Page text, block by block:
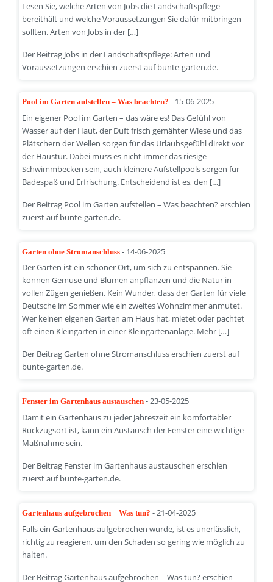
Lesen Sie, welche Arten von Jobs die Landschaftspflege
bereithält und welche Voraussetzungen Sie dafür mitbringen
sollten. Arten von Jobs in der […]
Der Beitrag Jobs in der Landschaftspflege: Arten und
Voraussetzungen erschien zuerst auf bunte-garten.de.
Pool im Garten aufstellen – Was beachten? - 15-06-2025
Ein eigener Pool im Garten – das wäre es! Das Gefühl von
Wasser auf der Haut, der Duft frisch gemähter Wiese und das
Plätschern der Wellen sorgen für das Urlaubsgefühl direkt vor
der Haustür. Dabei muss es nicht immer das riesige
Schwimmbecken sein, auch kleinere Aufstellpools sorgen für
Badespaß und Erfrischung. Entscheidend ist es, den […]
Der Beitrag Pool im Garten aufstellen – Was beachten? erschien
zuerst auf bunte-garten.de.
Garten ohne Stromanschluss - 14-06-2025
Der Garten ist ein schöner Ort, um sich zu entspannen. Sie
können Gemüse und Blumen anpflanzen und die Natur in
vollen Zügen genießen. Kein Wunder, dass der Garten für viele
Deutsche im Sommer wie ein zweites Wohnzimmer anmutet.
Wer keinen eigenen Garten am Haus hat, mietet oder pachtet
oft einen Kleingarten in einer Kleingartenanlage. Mehr […]
Der Beitrag Garten ohne Stromanschluss erschien zuerst auf
bunte-garten.de.
Fenster im Gartenhaus austauschen - 23-05-2025
Damit ein Gartenhaus zu jeder Jahreszeit ein komfortabler
Rückzugsort ist, kann ein Austausch der Fenster eine wichtige
Maßnahme sein.
Der Beitrag Fenster im Gartenhaus austauschen erschien
zuerst auf bunte-garten.de.
Gartenhaus aufgebrochen – Was tun? - 21-04-2025
Falls ein Gartenhaus aufgebrochen wurde, ist es unerlässlich,
richtig zu reagieren, um den Schaden so gering wie möglich zu
halten.
Der Beitrag Gartenhaus aufgebrochen – Was tun? erschien